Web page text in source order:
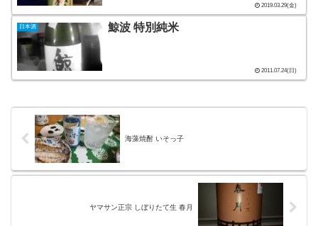
2019.03.29(金)
日本酒 鯨波 特別純米
2011.07.24(日)
海藻焼酎 いそっ子
ヤマサン正宗 しぼりたて生 春月